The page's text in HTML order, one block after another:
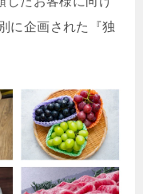
に企画された『独